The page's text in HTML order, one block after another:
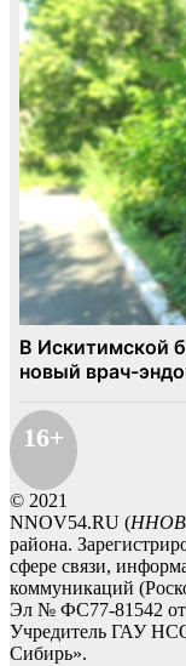
16+
© 2021
NNOV54.RU (
района.
сфере связи,
коммуникаций
Эл № ФС77-81542 от
Учредитель ГАУ
Сибирь».